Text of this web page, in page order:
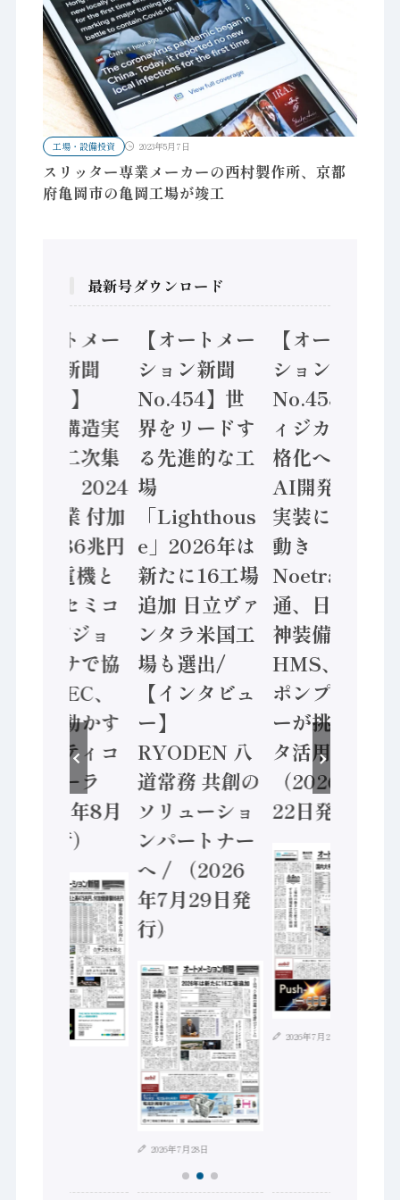
工場・設備投資 2023年5月7日
スリッター専業メーカーの西村製作所、京都
府亀岡市の亀岡工場が竣工
最新号ダウンロード
【オートメー
ション新聞
No.455】
「経済構造実
態調査二次集
計結果」2024
年製造業 付加
価値額86兆円
/ 三菱電機と
ソニーセミコ
ン AIビジョ
ンセンサで協
業 / IDEC、
安全に動かす
セーフティコ
ントローラ
（2026年8月
5日発行）
【オートメー
ション新聞
No.454】世
界をリードす
る先進的な工
場
「Lighthous
e」2026年は
新たに16工場
追加 日立ヴァ
ンタラ米国工
場も選出/
【インタビュ
ー】
RYODEN 八
道常務 共創の
ソリューショ
ンパートナー
へ / （2026
年7月29日発
行）
2026年7月28日
【オートメー
ション新聞
No.453】フ
ィジカルAI本
格化へ 国産
AI開発や社会
実装に活発な
動き
Noetra、富士
通、日立 / 兵
神装備 ×
HMS、老舗
ポンプメーカ
ーが挑むデー
タ活用 など
（2026年7月
22日発行）
2026年7月21日